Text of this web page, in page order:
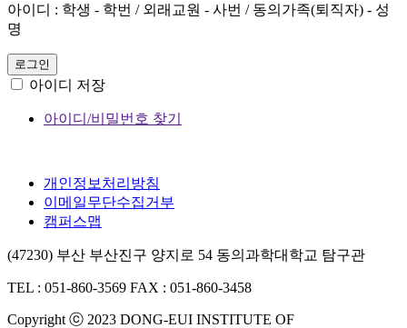
아이디 : 학생 - 학번 / 외래교원 - 사번 / 동의가족(퇴직자) - 성
명
로그인
아이디 저장
아이디/비밀번호 찾기
개인정보처리방침
이메일무단수집거부
캠퍼스맵
(47230) 부산 부산진구 양지로 54 동의과학대학교 탐구관
TEL : 051-860-3569 FAX : 051-860-3458
Copyright ⓒ 2023 DONG-EUI INSTITUTE OF